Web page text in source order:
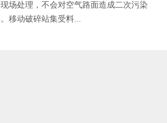
场处理，不会对空气路面造成二次污染
移动破碎站集受料...